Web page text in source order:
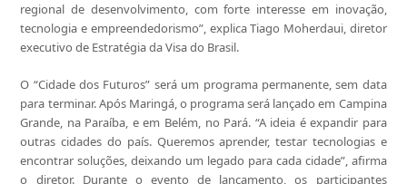
regional de desenvolvimento, com forte interesse em inovação,
tecnologia e empreendedorismo”, explica Tiago Moherdaui, diretor
executivo de Estratégia da Visa do Brasil.
O “Cidade dos Futuros” será um programa permanente, sem data
para terminar. Após Maringá, o programa será lançado em Campina
Grande, na Paraíba, e em Belém, no Pará. “A ideia é expandir para
outras cidades do país. Queremos aprender, testar tecnologias e
encontrar soluções, deixando um legado para cada cidade”, afirma
o diretor. Durante o evento de lançamento, os participantes